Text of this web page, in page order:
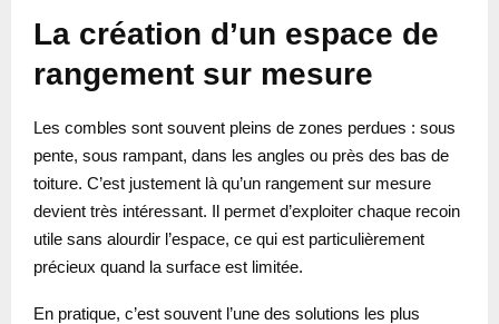
La création d’un espace de
rangement sur mesure
Les combles sont souvent pleins de zones perdues : sous
pente, sous rampant, dans les angles ou près des bas de
toiture. C’est justement là qu’un rangement sur mesure
devient très intéressant. Il permet d’exploiter chaque recoin
utile sans alourdir l’espace, ce qui est particulièrement
précieux quand la surface est limitée.
En pratique, c’est souvent l’une des solutions les plus